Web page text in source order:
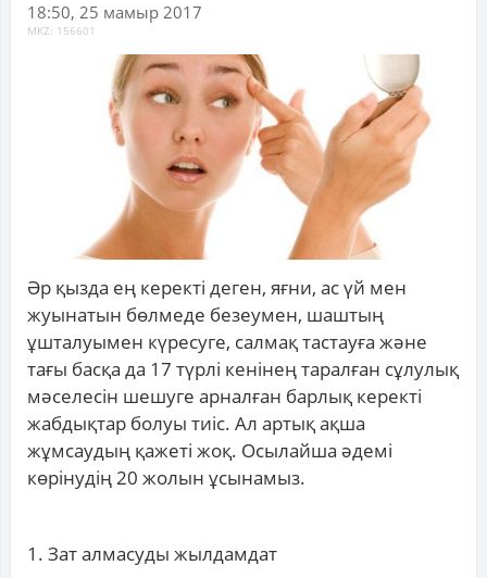
18:50, 25 мамыр 2017
MKZ: 156601
Әр қызда ең керекті деген, яғни, ас үй мен
жуынатын бөлмеде безеумен, шаштың
ұшталуымен күресуге, салмақ тастауға және
тағы басқа да 17 түрлі кенінең таралған сұлулық
мәселесін шешуге арналған барлық керекті
жабдықтар болуы тиіс. Ал артық ақша
жұмсаудың қажеті жоқ. Осылайша әдемі
көрінудің 20 жолын ұсынамыз.
1. Зат алмасуды жылдамдат